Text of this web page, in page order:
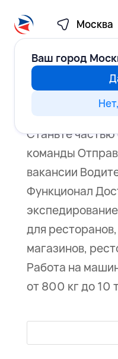
Москва
Ваш город
Медиа
Как стать
Начать
Действующим
FAQ
Водитель-
Янв 20,
Станьте
команды
вакансии
Функционал
для
магазинов,
Работа на
от 800 кг до 10